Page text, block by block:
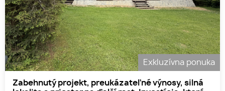
Exkluzívna ponuka
Zabehnutý projekt, preukázateľné výnosy, silná